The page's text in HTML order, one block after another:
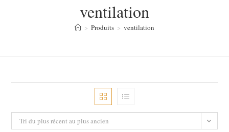
ventilation
> Produits > ventilation
Tri du plus récent au plus ancien